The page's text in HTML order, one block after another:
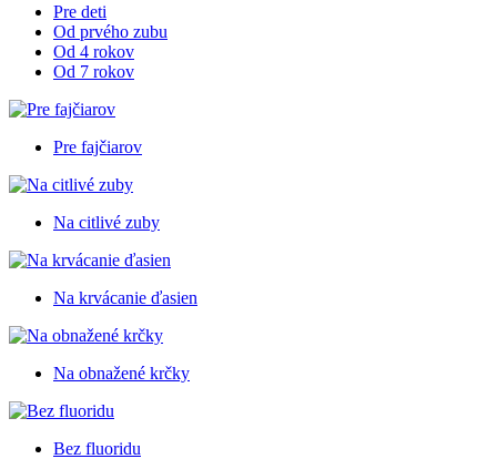
Pre deti
Od prvého zubu
Od 4 rokov
Od 7 rokov
Pre fajčiarov
Na citlivé zuby
Na krvácanie ďasien
Na obnažené krčky
Bez fluoridu